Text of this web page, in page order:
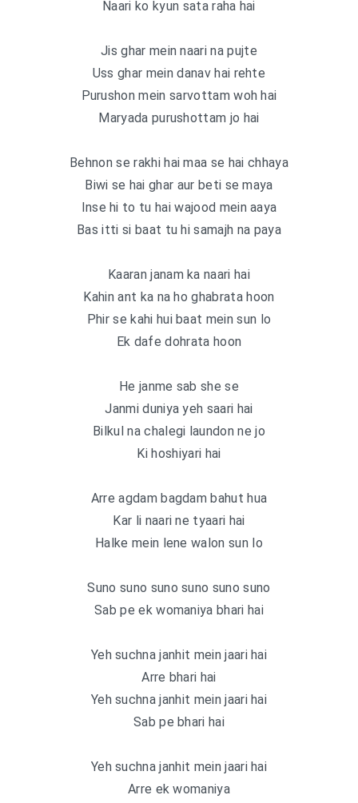
Naari ko kyun sata raha hai
Jis ghar mein naari na pujte
Uss ghar mein danav hai rehte
Purushon mein sarvottam woh hai
Maryada purushottam jo hai
Behnon se rakhi hai maa se hai chhaya
Biwi se hai ghar aur beti se maya
Inse hi to tu hai wajood mein aaya
Bas itti si baat tu hi samajh na paya
Kaaran janam ka naari hai
Kahin ant ka na ho ghabrata hoon
Phir se kahi hui baat mein sun lo
Ek dafe dohrata hoon
He janme sab she se
Janmi duniya yeh saari hai
Bilkul na chalegi laundon ne jo
Ki hoshiyari hai
Arre agdam bagdam bahut hua
Kar li naari ne tyaari hai
Halke mein lene walon sun lo
Suno suno suno suno suno suno
Sab pe ek womaniya bhari hai
Yeh suchna janhit mein jaari hai
Arre bhari hai
Yeh suchna janhit mein jaari hai
Sab pe bhari hai
Yeh suchna janhit mein jaari hai
Arre ek womaniya